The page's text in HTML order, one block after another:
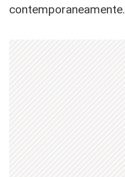
contemporaneamente.